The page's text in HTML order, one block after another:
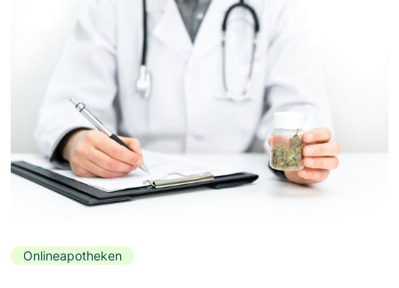
Onlineapotheken